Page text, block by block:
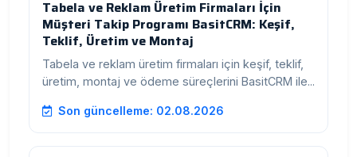
Tabela ve Reklam Üretim Firmaları İçin
Müşteri Takip Programı BasitCRM: Keşif,
Teklif, Üretim ve Montaj
Tabela ve reklam üretim firmaları için keşif, teklif,
üretim, montaj ve ödeme süreçlerini BasitCRM ile...
Son güncelleme: 02.08.2026